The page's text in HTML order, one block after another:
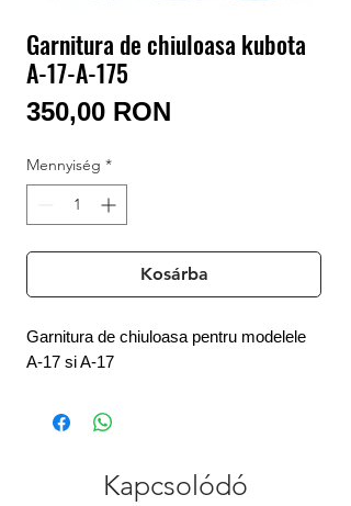
Garnitura de chiuloasa kubota
A-17-A-175
350,00 RON
Mennyiség *
Kosárba
Garnitura de chiuloasa pentru modelele
A-17 si A-17
Kapcsolódó